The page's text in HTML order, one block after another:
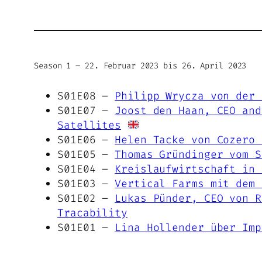
Season 1 – 22. Februar 2023 bis 26. April 2023
S01E08 – Philipp Wrycza von der
S01E07 – Joost den Haan, CEO
Satellites
S01E06 – Helen Tacke von
S01E05 –Thomas Gründinger
S01E04 – Kreislaufwirtschaft in
S01E03 –Vertical Farms mit dem
S01E02 – Lukas Pünder, CEO
Tracability
S01E01 – Lina Hollender über